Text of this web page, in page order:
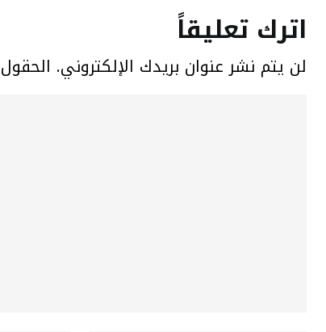
اترك تعليقاً
لن يتم نشر عنوان بريدك الإلكتروني.